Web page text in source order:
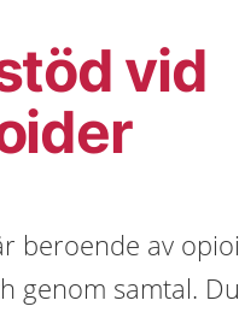
vid
beroende av
genom samtal.